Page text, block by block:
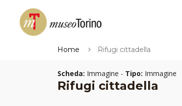
Home Rifugi cittadella
Scheda: Immagine - Tipo: Immagine
Rifugi cittadella